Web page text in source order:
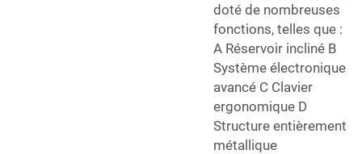
doté de nombreuses
fonctions, telles que :
A Réservoir incliné B
Système électronique
avancé C Clavier
ergonomique D
Structure entièrement
métallique